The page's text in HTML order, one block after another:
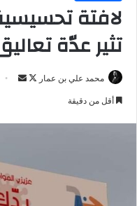
تثير عدّة
محمد علي بن عمار
تابعأرسل
أقل من دقيقة